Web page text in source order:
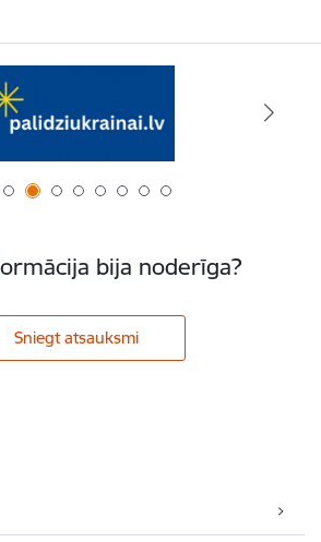
bija noderīga?
Sniegt atsauksmi